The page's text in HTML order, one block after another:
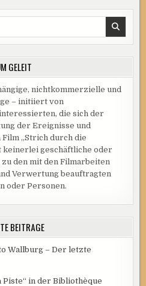
FRITZ
KAMPERS
WONNEBERGER
GELEIT
nichtkommerzielle und
– initiiert von
die sich der
der Ereignisse und
Film „Strich durch die
keinerlei geschäftliche oder
den mit den Filmarbeiten
Verwertung beauftragten
oder Personen.
BEITRÄGE
Wallburg – Der letzte
Piste“ in der Bibliothèque